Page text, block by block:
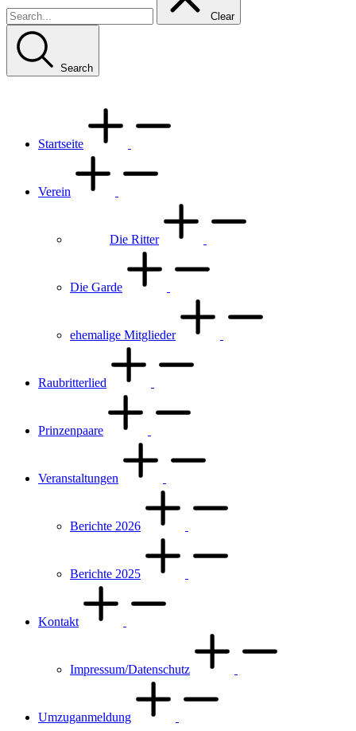
Clear
Search
Startseite
Verein
Die Ritter
Die Garde
ehemalige Mitglieder
Raubritterlied
Prinzenpaare
Veranstaltungen
Berichte 2026
Berichte 2025
Kontakt
Impressum/Datenschutz
Umzuganmeldung